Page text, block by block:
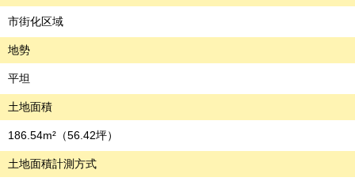
市街化区域
地勢
平坦
土地面積
186.54m² （56.42坪）
土地面積計測方式